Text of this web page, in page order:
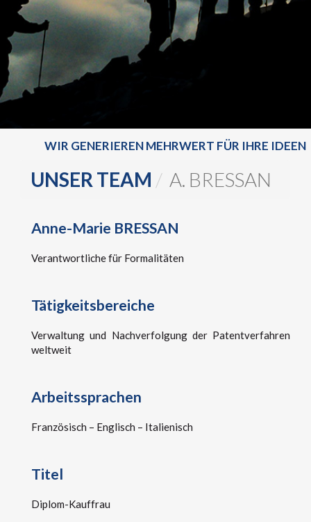
WIR GENERIEREN MEHRWERT FÜR IHRE IDEEN
UNSER TEAM A. BRESSAN
Anne-Marie BRESSAN
Verantwortliche für Formalitäten
Tätigkeitsbereiche
Verwaltung und Nachverfolgung der Patentverfahren
weltweit
Arbeitssprachen
Französisch – Englisch – Italienisch
Titel
Diplom-Kauffrau